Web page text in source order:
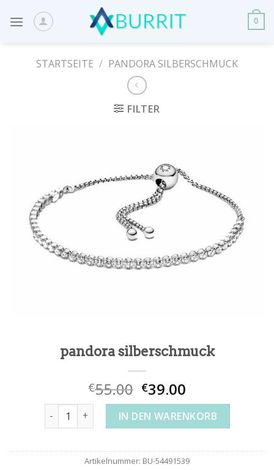
0
STARTSEITE / PANDORA SILBERSCHMUCK
FILTER
pandora silberschmuck
€55.00 €39.00
pandora silberschmuck Menge
IN DEN WARENKORB
Artikelnummer: BU-54491539